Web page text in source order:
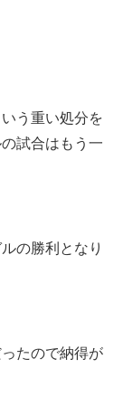
う重い処分を
試合はもう一
の勝利となり
たので納得が